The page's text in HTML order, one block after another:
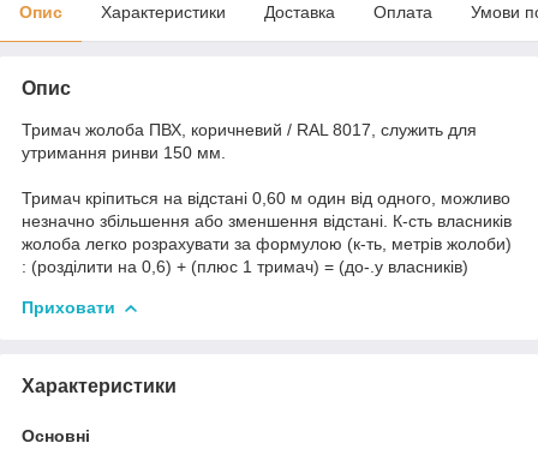
Опис Характеристики Доставка Оплата Умови
Опис
Тримач жолоба ПВХ, коричневий / RAL 8017, служить для
утримання ринви 150 мм.
Тримач кріпиться на відстані 0,60 м один від одного, можливо
незначно збільшення або зменшення відстані. К-сть власників
жолоба легко розрахувати за формулою (к-ть, метрів жолоби)
: (розділити на 0,6) + (плюс 1 тримач) = (до-.у власників)
Приховати
Характеристики
Основні